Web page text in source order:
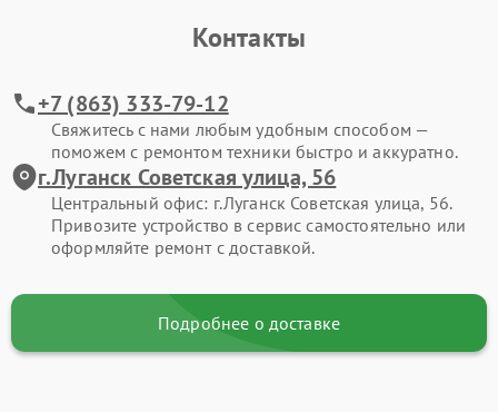
Контакты
+7 (863) 333-79-12
Свяжитесь с нами любым удобным способом —
поможем с ремонтом техники быстро и аккуратно.
г.Луганск Советская улица, 56
Центральный офис: г.Луганск Советская улица, 56.
Привозите устройство в сервис самостоятельно или
оформляйте ремонт с доставкой.
Подробнее о доставке